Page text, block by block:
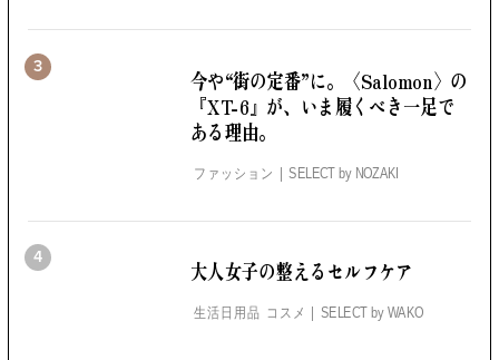
3 今や“街の定番”に。
〈Salomon〉の
『XT-6』が、いま履くべき一足で
ある理由。
ファッション SELECT by NOZAKI
4 大人女子の整えるセルフケア
生活日用品 コスメ SELECT by WAKO